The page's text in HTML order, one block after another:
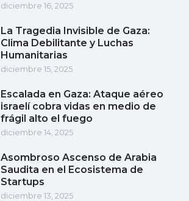
diciembre 16, 2025
La Tragedia Invisible de Gaza:
Clima Debilitante y Luchas
Humanitarias
diciembre 15, 2025
Escalada en Gaza: Ataque aéreo
israelí cobra vidas en medio de
frágil alto el fuego
diciembre 14, 2025
Asombroso Ascenso de Arabia
Saudita en el Ecosistema de
Startups
diciembre 13, 2025